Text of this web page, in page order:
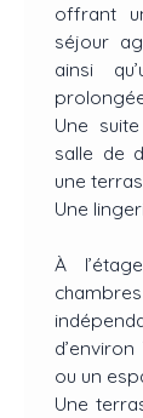
offrant
séjour
ainsi
Une
salle de
une
Une
À
ou un
Une